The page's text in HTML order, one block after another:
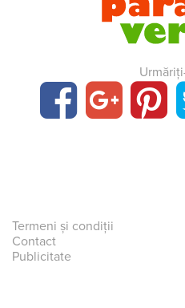
Termeni și condiții
Contact
Publicitate